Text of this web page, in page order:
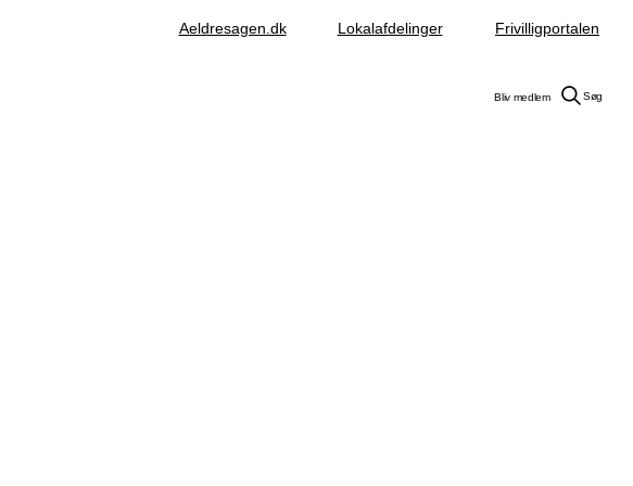
Aeldresagen.dk Lokalafdelinger Frivilligportalen
Bliv medlem Søg